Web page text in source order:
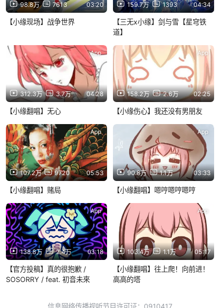
98.8万 7613 03:20
【小缘现场】战争世界
159.7万 1393 04:34
【三无x小缘】剑与雪【星穹铁
道】
312.3万 3.7万 04:28
App
【小缘翻唱】无心
158.2万 2.6万 02:25
App
【小缘伤心】我还没有男朋友
107.2万 9720 05:53
App
【小缘翻唱】赌局
90.8万 1.1万 03:33
App
【小缘翻唱】嗯哼嗯哼嗯哼
138.8万 2.4万 03:18
App
【官方投稿】真的很抱歉 /
SOSORRY / feat. 初音未來
103.4万 1.1万 05:17
App
【小缘翻唱】往上爬！向前进！
高高的塔
信息网络传播视听节目许可证：0910417